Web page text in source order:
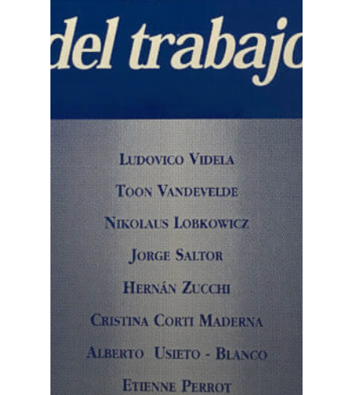
Suscripción
Pagar
Pagar
Argentina